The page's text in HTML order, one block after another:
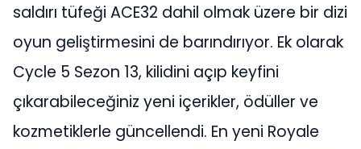
saldırı tüfeği ACE32 dahil olmak üzere bir dizi
oyun geliştirmesini de barındırıyor. Ek olarak
Cycle 5 Sezon 13, kilidini açıp keyfini
çıkarabileceğiniz yeni içerikler, ödüller ve
kozmetiklerle güncellendi. En yeni Royale